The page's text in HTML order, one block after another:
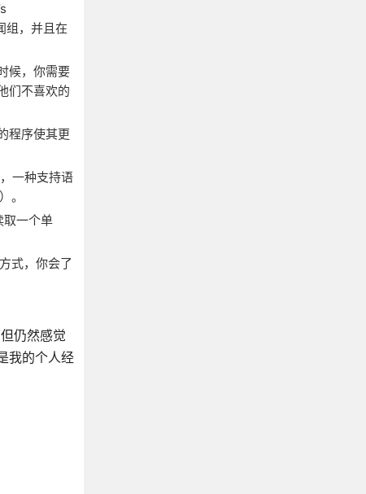
组，并且在
候，你需要
们不喜欢的
程序使其更
一种支持语
。
取一个单
式，你会了
仍然感觉
我的个人经